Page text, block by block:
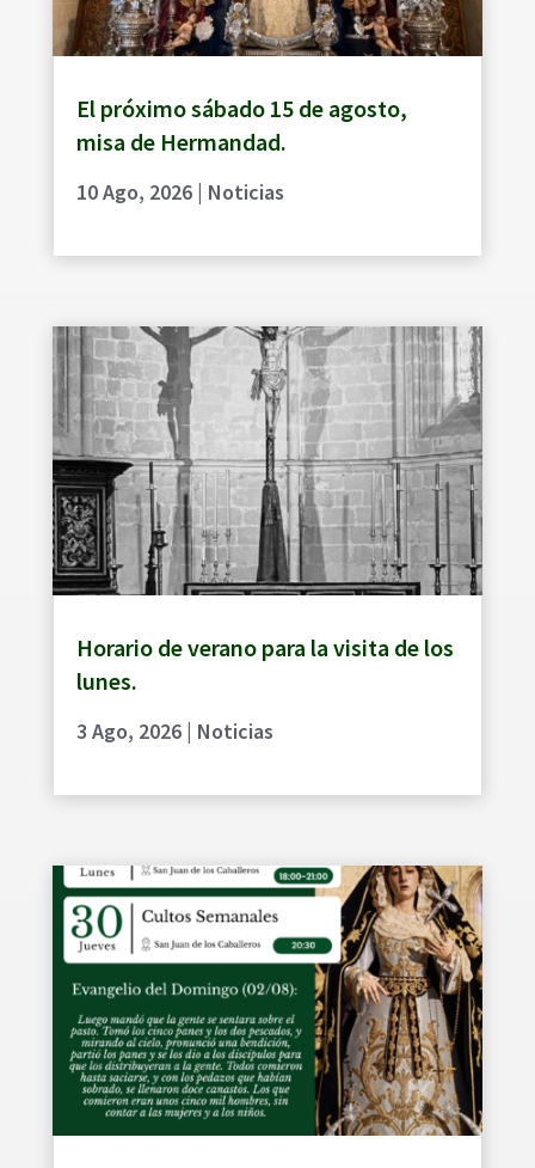
El próximo sábado 15 de agosto,
misa de Hermandad.
10 Ago, 2026| Noticias
Horario de verano para la visita de los
lunes.
3 Ago, 2026| Noticias